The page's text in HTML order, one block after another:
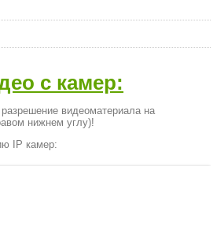
с камер:
видеоматериала на
нижнем углу)!
IP камер: